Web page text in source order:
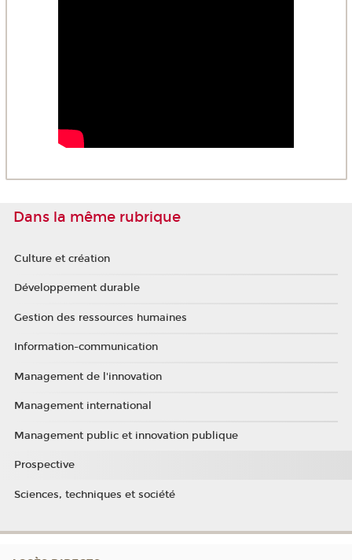
Dans la même rubrique
Culture et création
Développement durable
Gestion des ressources humaines
Information-communication
Management de l'innovation
Management international
Management public et innovation publique
Prospective
Sciences, techniques et société